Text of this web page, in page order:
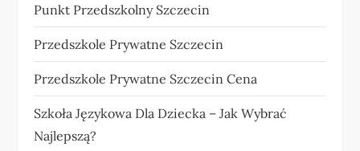
Punkt Przedszkolny Szczecin
Przedszkole Prywatne Szczecin
Przedszkole Prywatne Szczecin Cena
Szkoła Językowa Dla Dziecka – Jak Wybrać
Najlepszą?